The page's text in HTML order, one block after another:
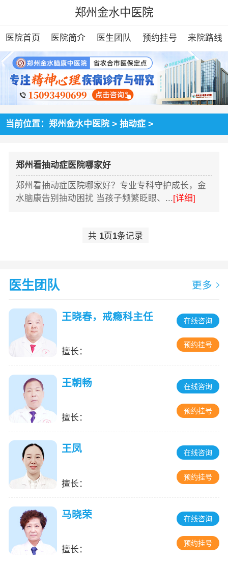
郑州金水中医院
医院首页 医院简介 医生团队 预约挂号 来院路线
当前位置：郑州金水中医院 >抽动症 >
郑州看抽动症医院哪家好
郑州看抽动症医院哪家好？专业专科守护成长，金
水脑康告别抽动困扰 当孩子频繁眨眼、...[详细]
共 1页1条记录
医生团队 更多
王晓春，戒瘾科主任
擅长：
在线咨询
预约挂号
王朝畅
擅长：
在线咨询
预约挂号
王凤
擅长：
在线咨询
预约挂号
马晓荣
擅长：
在线咨询
预约挂号